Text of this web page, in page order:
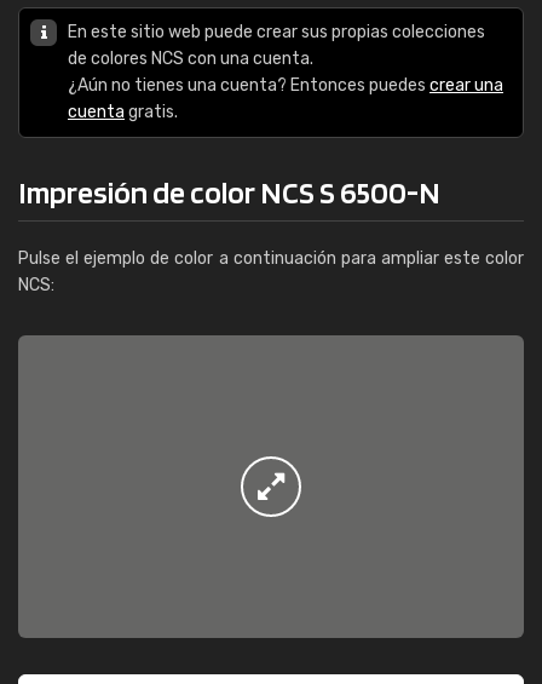
En este sitio web puede crear sus propias colecciones
de colores NCS con una cuenta.
¿Aún no tienes una cuenta? Entonces puedes crear una
cuenta gratis.
Impresión de color NCS S 6500-N
Pulse el ejemplo de color a continuación para ampliar este color
NCS: